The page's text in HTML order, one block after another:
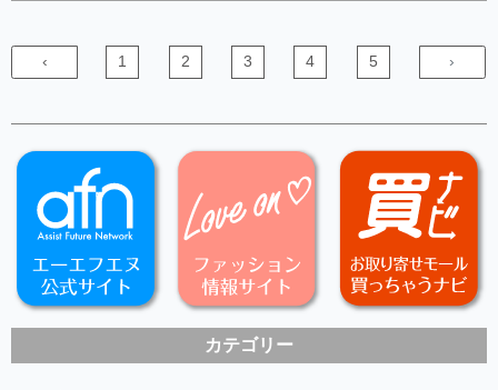
カテゴリー
‹ 1 2 3 4 5 ›